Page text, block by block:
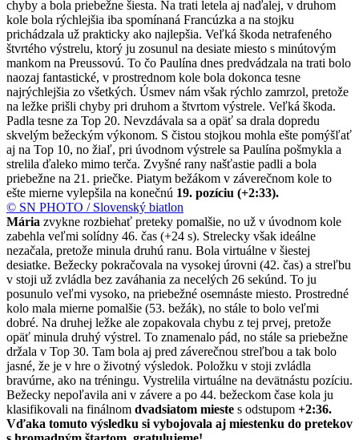
chyby a bola priebežne šiesta. Na trati letela aj naďalej, v druhom
kole bola rýchlejšia iba spomínaná Francúzka a na stojku
prichádzala už prakticky ako najlepšia. Veľká škoda netrafeného
štvrtého výstrelu, ktorý ju zosunul na desiate miesto s minútovým
mankom na Preussovú. To čo Paulína dnes predvádzala na trati bolo
naozaj fantastické, v prostrednom kole bola dokonca tesne
najrýchlejšia zo všetkých. Úsmev nám však rýchlo zamrzol, pretože
na ležke prišli chyby pri druhom a štvrtom výstrele. Veľká škoda.
Padla tesne za Top 20. Nevzdávala sa a opäť sa drala dopredu
skvelým bežeckým výkonom. S čistou stojkou mohla ešte pomýšľať
aj na Top 10, no žiaľ, pri úvodnom výstrele sa Paulína pošmykla a
strelila ďaleko mimo terča. Zvyšné rany našťastie padli a bola
priebežne na 21. priečke. Piatym bežákom v záverečnom kole to
ešte mierne vylepšila na konečnú 19. pozíciu (+2:33).
© SN PHOTO / Slovenský biatlon
Mária zvykne rozbiehať preteky pomalšie, no už v úvodnom kole
zabehla veľmi solídny 46. čas (+24 s). Strelecky však ideálne
nezačala, pretože minula druhú ranu. Bola virtuálne v šiestej
desiatke. Bežecky pokračovala na vysokej úrovni (42. čas) a streľbu
v stoji už zvládla bez zaváhania za necelých 26 sekúnd. To ju
posunulo veľmi vysoko, na priebežné osemnáste miesto. Prostredné
kolo mala mierne pomalšie (53. bežák), no stále to bolo veľmi
dobré. Na druhej ležke ale zopakovala chybu z tej prvej, pretože
opäť minula druhý výstrel. To znamenalo pád, no stále sa priebežne
držala v Top 30. Tam bola aj pred záverečnou streľbou a tak bolo
jasné, že je v hre o životný výsledok. Položku v stoji zvládla
bravúrne, ako na tréningu. Vystrelila virtuálne na devätnástu pozíciu.
Bežecky nepoľavila ani v závere a po 44. bežeckom čase kola ju
klasifikovali na finálnom dvadsiatom mieste s odstupom +2:36.
Vďaka tomuto výsledku si vybojovala aj miestenku do pretekov